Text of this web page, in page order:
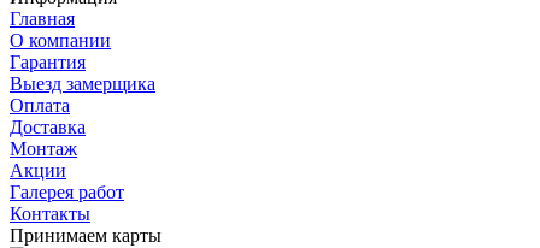
Главная
О компании
Гарантия
Выезд замерщика
Оплата
Доставка
Монтаж
Акции
Галерея работ
Контакты
Принимаем карты